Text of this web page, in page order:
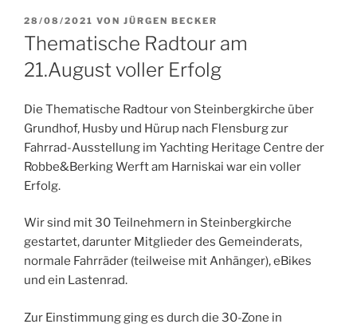
VERÖFFENTLICHT
AM
28/08/2021 VON JÜRGEN BECKER
Thematische Radtour am
21.August voller Erfolg
Die Thematische Radtour von Steinbergkirche über
Grundhof, Husby und Hürup nach Flensburg zur
Fahrrad-Ausstellung im Yachting Heritage Centre der
Robbe&Berking Werft am Harniskai war ein voller
Erfolg.
Wir sind mit 30 Teilnehmern in Steinbergkirche
gestartet, darunter Mitglieder des Gemeinderats,
normale Fahrräder (teilweise mit Anhänger), eBikes
und ein Lastenrad.
Zur Einstimmung ging es durch die 30-Zone in